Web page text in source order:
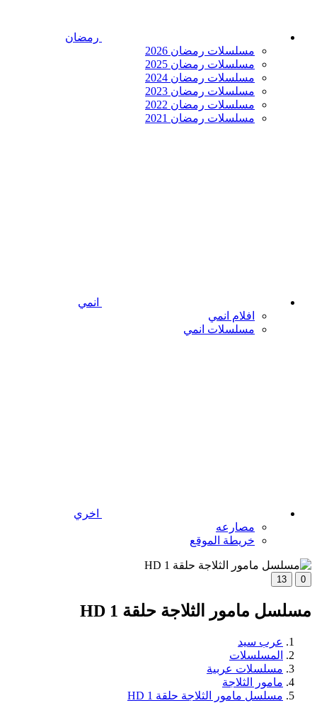
رمضان
مسلسلات رمضان 2026
مسلسلات رمضان 2025
مسلسلات رمضان 2024
مسلسلات رمضان 2023
مسلسلات رمضان 2022
مسلسلات رمضان 2021
انمي
افلام انمي
مسلسلات انمي
اخري
مصارعه
خريطة الموقع
0
13
مسلسل مامور الثلاجة حلقة 1 HD
عرب سيد
المسلسلات
مسلسلات عربية
مامور الثلاجة
مسلسل مامور الثلاجة حلقة 1 HD